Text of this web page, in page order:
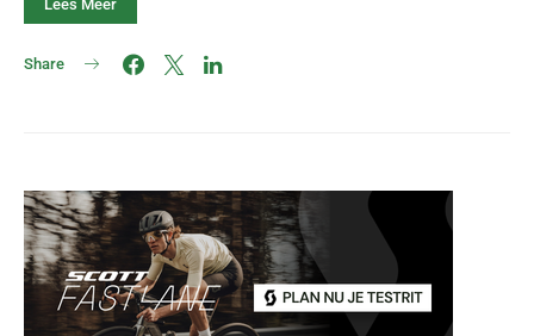
Lees Meer
Share